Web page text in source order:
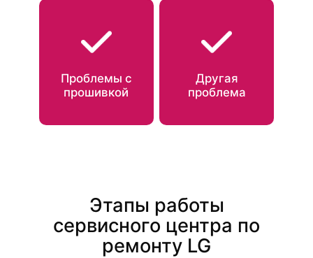
Проблемы с
прошивкой
Другая
проблема
Этапы работы
сервисного центра по
ремонту LG